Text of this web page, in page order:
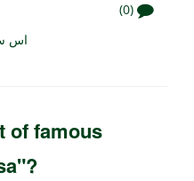
(0)
اس
of famous